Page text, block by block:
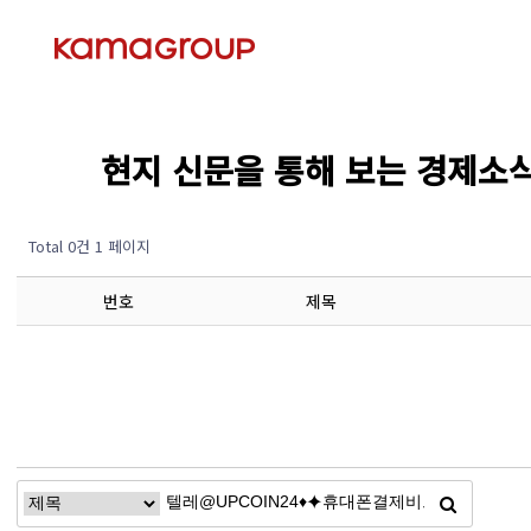
현지 신문을 통해 보는 경제
Total 0건 1 페이지
번호 제목